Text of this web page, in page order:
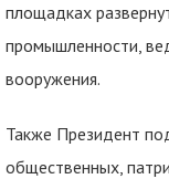
площадках
промышленности,
вооружения.
Также Президент
общественных,